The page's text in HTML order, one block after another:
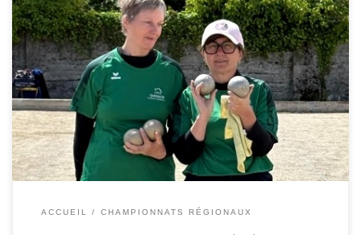
Samedi 16 et 17 mai le club Bagnére de Bigorre et le CBD 65 ont
organisés les championnats Midi Pyrénées doubles pour les
catégories M3/ M4/ F4/ F3 Le CBD 31 étaient représentés par 6
équipes En M3 16 équipes de Stefani de st Jory perd en1/4 de
finale et […]
ACCUEIL CHAMPIONNATS RÉGIONAUX